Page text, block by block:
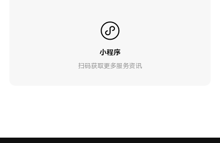
小程序
扫码获取更多服务资讯